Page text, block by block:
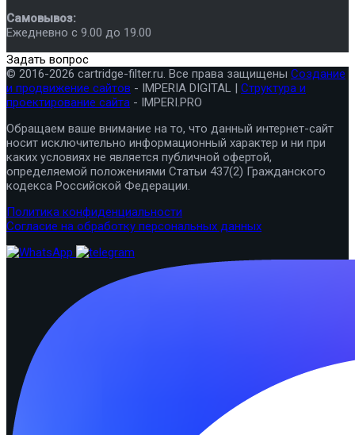
Самовывоз:
Ежедневно с 9.00 до 19.00
Задать вопрос
© 2016-2026 cartridge-filter.ru. Все права защищены Создание
и продвижение сайтов - IMPERIA DIGITAL | Структура и
проектирование сайта - IMPERI.PRO
Обращаем ваше внимание на то, что данный интернет-сайт
носит исключительно информационный характер и ни при
каких условиях не является публичной офертой,
определяемой положениями Статьи 437(2) Гражданского
кодекса Российской Федерации.
Политика конфиденциальности
Согласие на обработку персональных данных